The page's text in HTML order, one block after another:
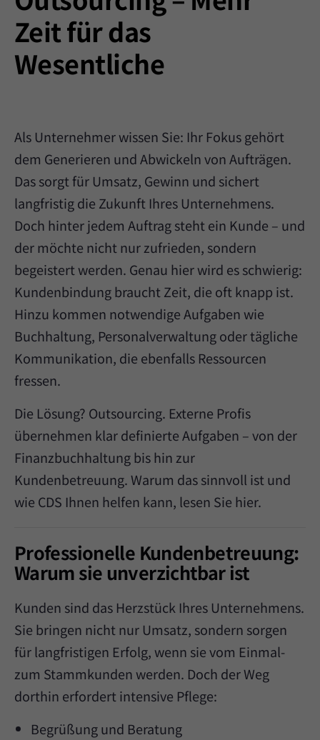
Zeit für das
Wesentliche
Als Unternehmer wissen Sie: Ihr Fokus gehört
dem Generieren und Abwickeln von Aufträgen.
Das sorgt für Umsatz, Gewinn und sichert
langfristig die Zukunft Ihres Unternehmens.
Doch hinter jedem Auftrag steht ein Kunde – und
der möchte nicht nur zufrieden, sondern
begeistert werden. Genau hier wird es schwierig:
Kundenbindung braucht Zeit, die oft knapp ist.
Hinzu kommen notwendige Aufgaben wie
Buchhaltung, Personalverwaltung oder tägliche
Kommunikation, die ebenfalls Ressourcen
fressen.
Die Lösung? Outsourcing. Externe Profis
übernehmen klar definierte Aufgaben – von der
Finanzbuchhaltung bis hin zur
Kundenbetreuung. Warum das sinnvoll ist und
wie CDS Ihnen helfen kann, lesen Sie hier.
Professionelle Kundenbetreuung:
Warum sie unverzichtbar ist
Kunden sind das Herzstück Ihres Unternehmens.
Sie bringen nicht nur Umsatz, sondern sorgen
für langfristigen Erfolg, wenn sie vom Einmal-
zum Stammkunden werden. Doch der Weg
dorthin erfordert intensive Pflege:
Begrüßung und Beratung